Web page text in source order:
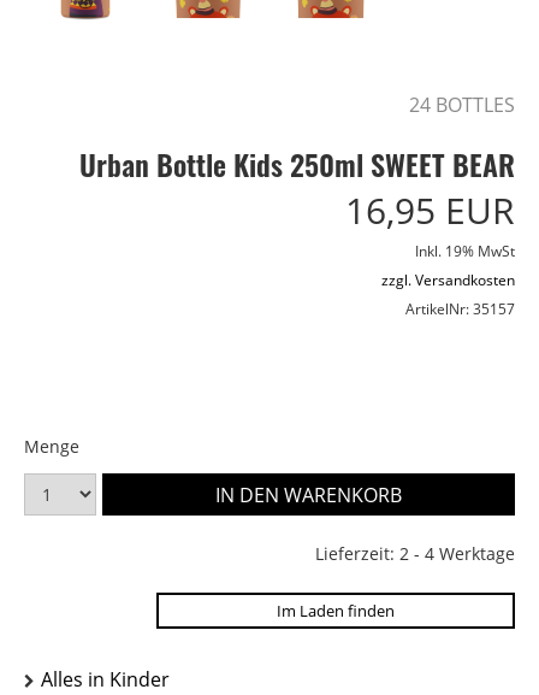
24 BOTTLES
Urban Bottle Kids 250ml SWEET BEAR
16,95 EUR
Inkl. 19% MwSt
zzgl. Versandkosten
ArtikelNr: 35157
Menge
Lieferzeit: 2 - 4 Werktage
Im Laden finden
Alles in Kinder